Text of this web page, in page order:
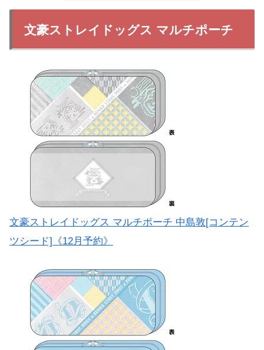
文豪ストレイドッグス マルチポーチ
文豪ストレイドッグス マルチポーチ 中島敦[コンテン
ツシード]《12月予約》